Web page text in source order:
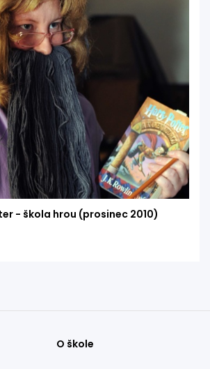
- škola hrou (prosinec 2010)
O škole